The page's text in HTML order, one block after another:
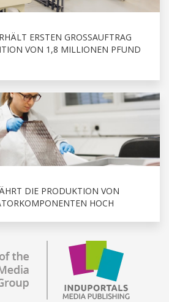
ERSTEN GROSSAUFTRAG N
VON 1,8 MILLIONEN PFUND I
DIE PRODUKTION VON
HOCH